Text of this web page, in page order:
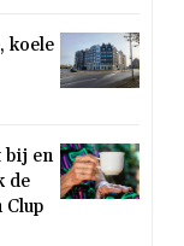
koele
bij en
de
Clup